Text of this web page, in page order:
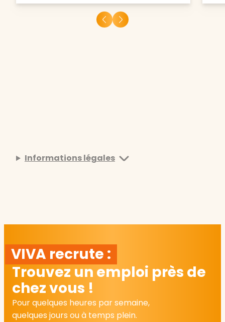
Informations légales
VIVA recrute :
Trouvez un emploi près de
chez vous !
Pour quelques heures par semaine,
quelques jours ou à temps plein.